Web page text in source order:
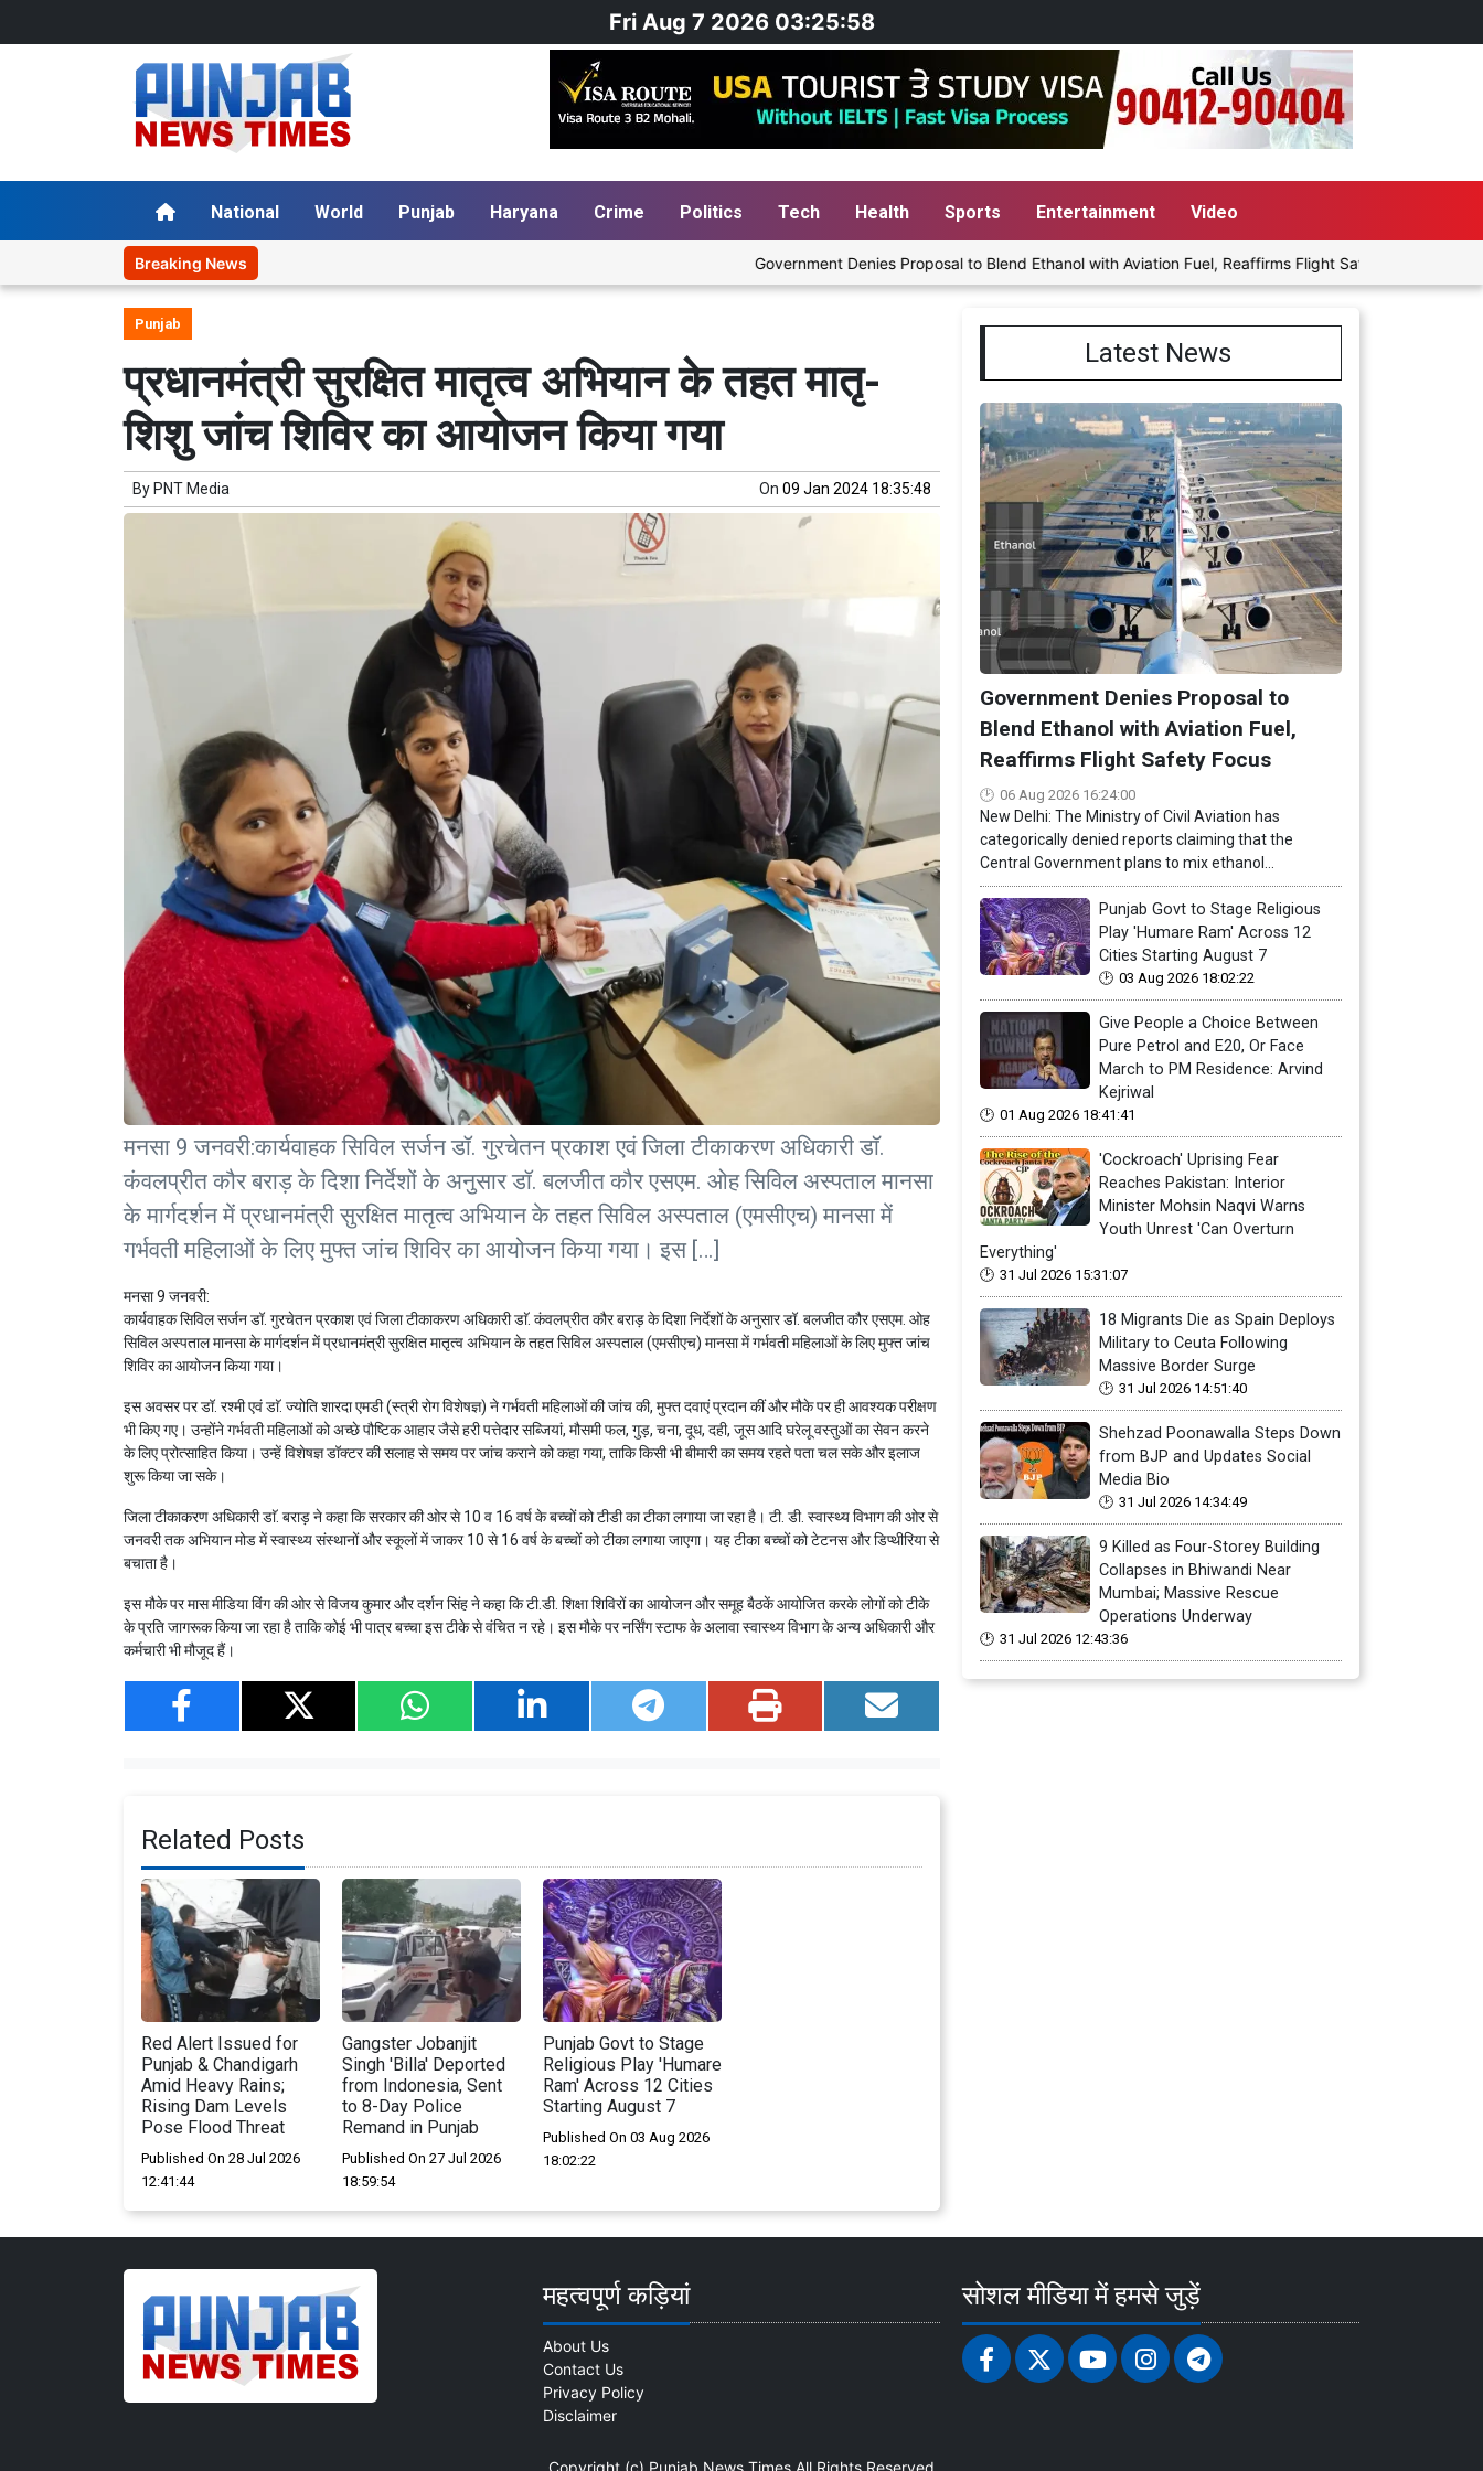
Fri Aug 7 2026 03:25:58
National World Punjab Haryana Crime Politics Tech Health Sports Entertainment Video
Breaking News Government Denies Proposal to Blend Ethanol with Aviation Fuel, Reaffirms Flight Safety Focus
Punjab
प्रधानमंत्री सुरक्षित मातृत्व अभियान के तहत मातृ-
शिशु जांच शिविर का आयोजन किया गया
By PNT Media On 09 Jan 2024 18:35:48
मनसा 9 जनवरी:कार्यवाहक सिविल सर्जन डॉ. गुरचेतन प्रकाश एवं जिला टीकाकरण अधिकारी डाॅ.
कंवलप्रीत कौर बराड़ के दिशा निर्देशों के अनुसार डॉ. बलजीत कौर एसएम. ओह सिविल अस्पताल मानसा
के मार्गदर्शन में प्रधानमंत्री सुरक्षित मातृत्व अभियान के तहत सिविल अस्पताल (एमसीएच) मानसा में
गर्भवती महिलाओं के लिए मुफ्त जांच शिविर का आयोजन किया गया। इस […]
मनसा 9 जनवरी:
कार्यवाहक सिविल सर्जन डॉ. गुरचेतन प्रकाश एवं जिला टीकाकरण अधिकारी डाॅ. कंवलप्रीत कौर बराड़ के दिशा निर्देशों के अनुसार डॉ. बलजीत कौर एसएम. ओह
सिविल अस्पताल मानसा के मार्गदर्शन में प्रधानमंत्री सुरक्षित मातृत्व अभियान के तहत सिविल अस्पताल (एमसीएच) मानसा में गर्भवती महिलाओं के लिए मुफ्त जांच
शिविर का आयोजन किया गया।
इस अवसर पर डॉ. रश्मी एवं डाॅ. ज्योति शारदा एमडी (स्त्री रोग विशेषज्ञ) ने गर्भवती महिलाओं की जांच की, मुफ्त दवाएं प्रदान कीं और मौके पर ही आवश्यक परीक्षण
भी किए गए। उन्होंने गर्भवती महिलाओं को अच्छे पौष्टिक आहार जैसे हरी पत्तेदार सब्जियां, मौसमी फल, गुड़, चना, दूध, दही, जूस आदि घरेलू वस्तुओं का सेवन करने
के लिए प्रोत्साहित किया। उन्हें विशेषज्ञ डॉक्टर की सलाह से समय पर जांच कराने को कहा गया, ताकि किसी भी बीमारी का समय रहते पता चल सके और इलाज
शुरू किया जा सके।
जिला टीकाकरण अधिकारी डाॅ. बराड़ ने कहा कि सरकार की ओर से 10 व 16 वर्ष के बच्चों को टीडी का टीका लगाया जा रहा है। टी. डी. स्वास्थ्य विभाग की ओर से
जनवरी तक अभियान मोड में स्वास्थ्य संस्थानों और स्कूलों में जाकर 10 से 16 वर्ष के बच्चों को टीका लगाया जाएगा। यह टीका बच्चों को टेटनस और डिप्थीरिया से
बचाता है।
इस मौके पर मास मीडिया विंग की ओर से विजय कुमार और दर्शन सिंह ने कहा कि टी.डी. शिक्षा शिविरों का आयोजन और समूह बैठकें आयोजित करके लोगों को टीके
के प्रति जागरूक किया जा रहा है ताकि कोई भी पात्र बच्चा इस टीके से वंचित न रहे। इस मौके पर नर्सिंग स्टाफ के अलावा स्वास्थ्य विभाग के अन्य अधिकारी और
कर्मचारी भी मौजूद हैं।
Related Posts
Red Alert Issued for
Punjab & Chandigarh
Amid Heavy Rains;
Rising Dam Levels
Pose Flood Threat
Published On 28 Jul 2026
12:41:44
Gangster Jobanjit
Singh 'Billa' Deported
from Indonesia, Sent
to 8-Day Police
Remand in Punjab
Published On 27 Jul 2026
18:59:54
Punjab Govt to Stage
Religious Play 'Humare
Ram' Across 12 Cities
Starting August 7
Published On 03 Aug 2026
18:02:22
Latest News
Government Denies Proposal to
Blend Ethanol with Aviation Fuel,
Reaffirms Flight Safety Focus
06 Aug 2026 16:24:00
New Delhi: The Ministry of Civil Aviation has
categorically denied reports claiming that the
Central Government plans to mix ethanol...
Punjab Govt to Stage Religious
Play 'Humare Ram' Across 12
Cities Starting August 7
03 Aug 2026 18:02:22
Give People a Choice Between
Pure Petrol and E20, Or Face
March to PM Residence: Arvind
Kejriwal
01 Aug 2026 18:41:41
'Cockroach' Uprising Fear
Reaches Pakistan: Interior
Minister Mohsin Naqvi Warns
Youth Unrest 'Can Overturn
Everything'
31 Jul 2026 15:31:07
18 Migrants Die as Spain Deploys
Military to Ceuta Following
Massive Border Surge
31 Jul 2026 14:51:40
Shehzad Poonawalla Steps Down
from BJP and Updates Social
Media Bio
31 Jul 2026 14:34:49
9 Killed as Four-Storey Building
Collapses in Bhiwandi Near
Mumbai; Massive Rescue
Operations Underway
31 Jul 2026 12:43:36
महत्वपूर्ण कड़ियां
About Us
Contact Us
Privacy Policy
Disclaimer
सोशल मीडिया में हमसे जुड़ें
Copyright (c) Punjab News Times All Rights Reserved